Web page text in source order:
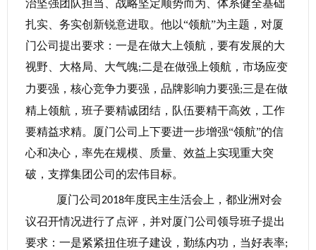
治坚强团队担当、战略坚定顺势而为、体系健全基础
扎实、务实创新锐意进取。他以“领航”为主题，对厦
门公司提出要求：一是在做大上领航，要有发展的大
视野、大格局、大气魄;二是在做强上领航，市场应变
力要强，核心竞争力要强，品牌影响力要强;三是在做
精上领航，班子要精诚团结，队伍要精干高效，工作
要精益求精。厦门公司上下要进一步增强“领航”的信
心和决心，率先在规模、质量、效益上实现重大突
破，支撑集团公司的宏伟目标。
厦门公司 2018年度民主生活会上，都业洲对会
议召开情况进行了点评，并对厦门公司领导班子提出
要求：一是紧紧扭住班子建设，勤练内功，当好表率;